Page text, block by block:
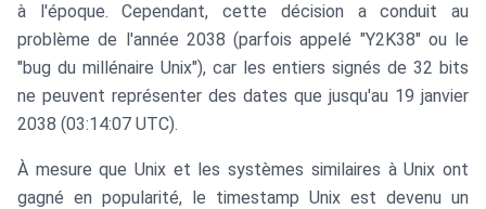
à l'époque. Cependant, cette décision a conduit au
problème de l'année 2038 (parfois appelé "Y2K38" ou le
"bug du millénaire Unix"), car les entiers signés de 32 bits
ne peuvent représenter des dates que jusqu'au 19 janvier
2038 (03:14:07 UTC).
À mesure que Unix et les systèmes similaires à Unix ont
gagné en popularité, le timestamp Unix est devenu un